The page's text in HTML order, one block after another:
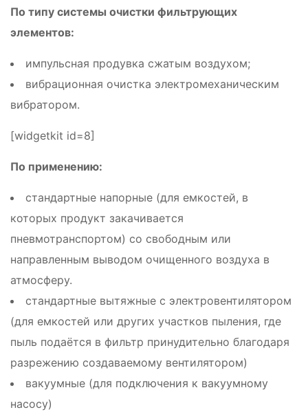
По типу системы очистки фильтрующих
элементов:
импульсная продувка сжатым воздухом;
вибрационная очистка электромеханическим
вибратором.
[widgetkit id=8]
По применению:
стандартные напорные (для емкостей, в
которых продукт закачивается
пневмотранспортом) со свободным или
направленным выводом очищенного воздуха в
атмосферу.
стандартные вытяжные с электровентилятором
(для емкостей или других участков пыления, где
пыль подаётся в фильтр принудительно благодаря
разрежению создаваемому вентилятором)
вакуумные (для подключения к вакуумному
насосу)